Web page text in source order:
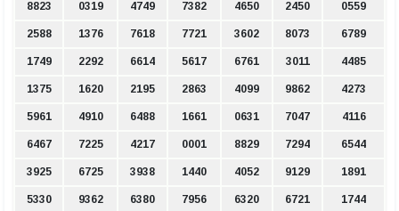
8823 0319 4749 7382 4650 2450 0559
2588 1376 7618 7721 3602 8073 6789
1749 2292 6614 5617 6761 3011 4485
1375 1620 2195 2863 4099 9862 4273
5961 4910 6488 1661 0631 7047 4116
6467 7225 4217 0001 8829 7294 6544
3925 6725 3938 1440 4052 9129 1891
5330 9362 6380 7956 6320 6721 1744